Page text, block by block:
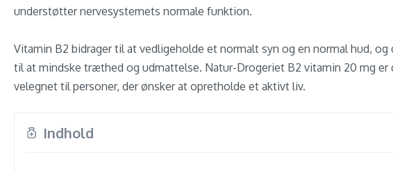
understøtter nervesystemets normale funktion.
Vitamin B2 bidrager til at vedligeholde et normalt syn og en normal hud, og
til at mindske træthed og udmattelse. Natur-Drogeriet B2 vitamin 20 mg er
velegnet til personer, der ønsker at opretholde et aktivt liv.
Indhold